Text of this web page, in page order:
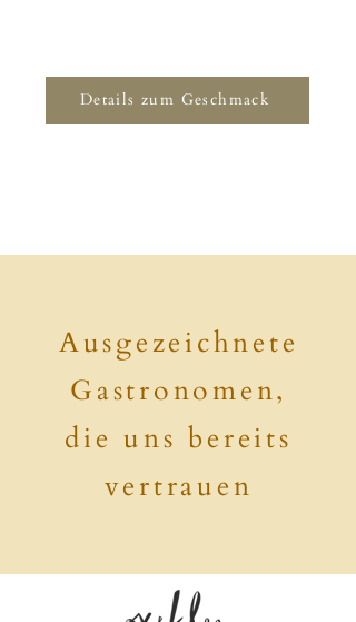
Details zum Geschmack
Ausgezeichnete
Gastronomen,
die uns bereits
vertrauen